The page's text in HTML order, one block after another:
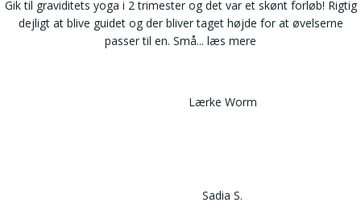
Gik til graviditets yoga i 2 trimester og det var et skønt forløb! Rigtig
dejligt at blive guidet og der bliver taget højde for at øvelserne
passer til en. Små... læs mere
Lærke Worm
Sadia S.